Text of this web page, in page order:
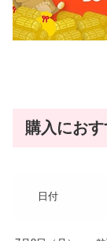
購入にお
日付